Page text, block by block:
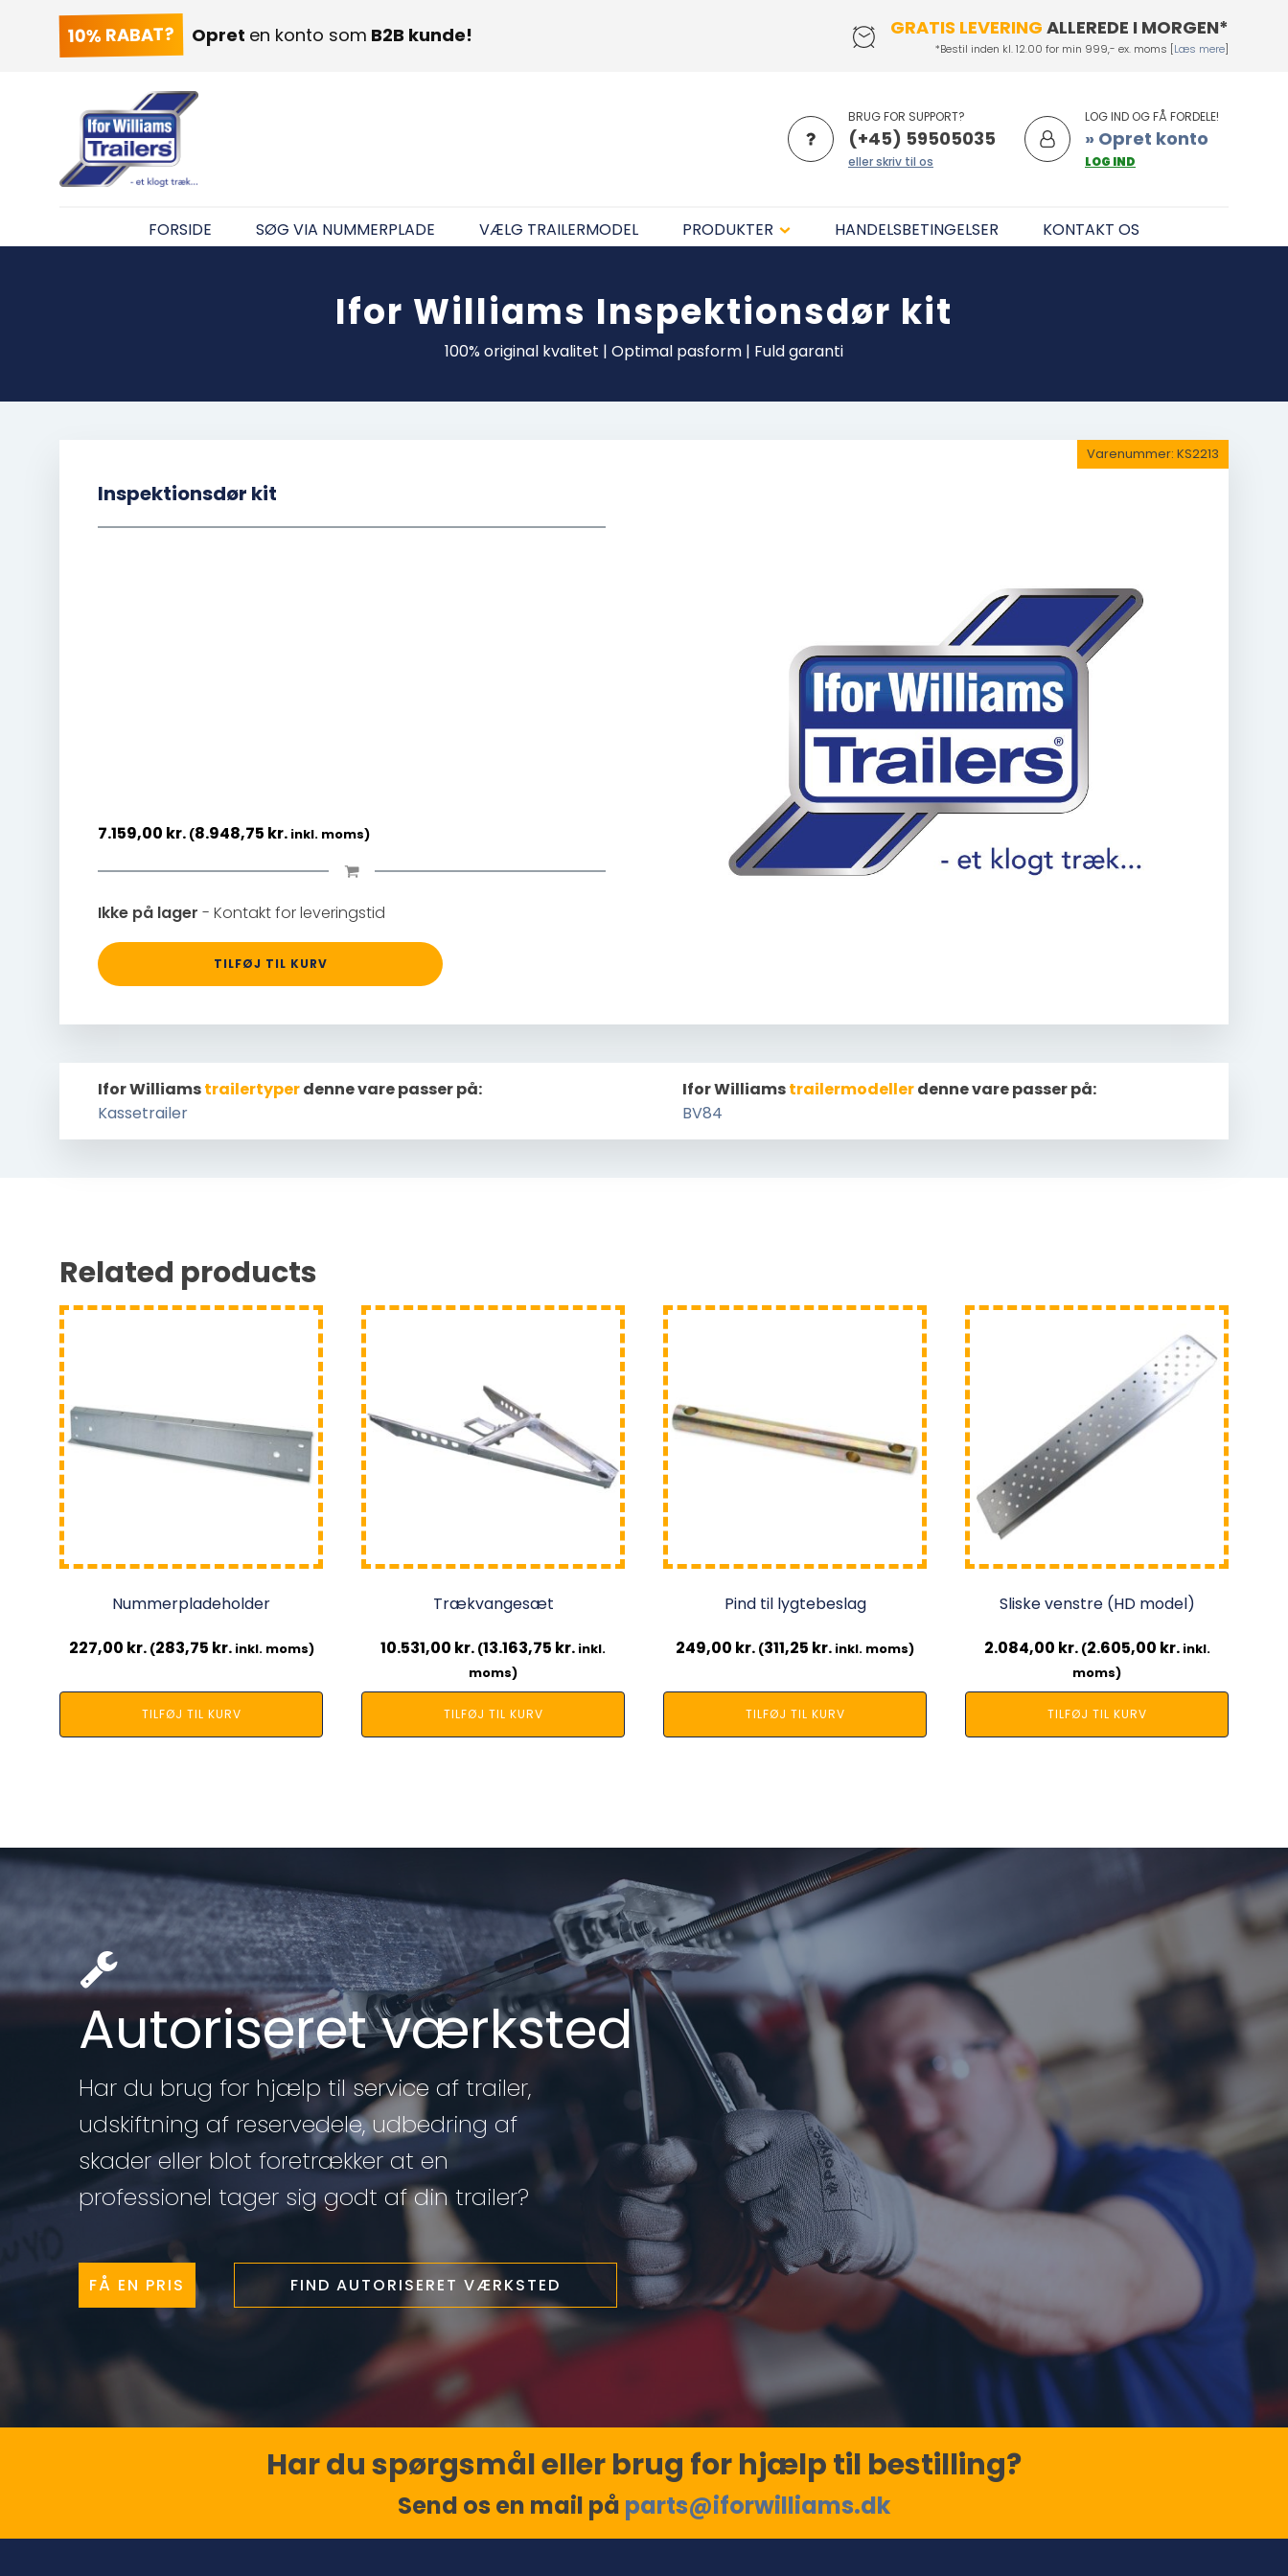
10% RABAT? Opret en konto som B2B kunde! GRATIS LEVERING ALLEREDE I MORGEN*
*Bestil inden kl. 12.00 for min 999,- ex. moms [Læs mere]
BRUG FOR SUPPORT?
(+45) 59505035
eller skriv til os
LOG IND OG FÅ FORDELE!
» Opret konto
LOG IND
FORSIDE SØG VIA NUMMERPLADE VÆLG TRAILERMODEL PRODUKTER HANDELSBETINGELSER KONTAKT OS
Ifor Williams Inspektionsdør kit
100% original kvalitet | Optimal pasform | Fuld garanti
Inspektionsdør kit
7.159,00 kr. (8.948,75 kr. inkl. moms)
Ikke på lager - Kontakt for leveringstid
TILFØJ TIL KURV
Varenummer: KS2213
Ifor Williamstrailertyperdenne vare passer på:
Kassetrailer
Ifor Williamstrailermodellerdenne vare passer på:
BV84
Related products
Nummerpladeholder
227,00 kr. (283,75 kr.inkl. moms)
TILFØJ TIL KURV
Trækvangesæt
10.531,00 kr. (13.163,75 kr. inkl.
moms)
TILFØJ TIL KURV
Pind til lygtebeslag
249,00 kr. (311,25 kr. inkl. moms)
TILFØJ TIL KURV
Sliske venstre (HD model)
2.084,00 kr. (2.605,00 kr.inkl.
moms)
TILFØJ TIL KURV
Autoriseret værksted
Har du brug for hjælp til service af trailer,
udskiftning af reservedele, udbedring af
skader eller blot foretrækker at en
professionel tager sig godt af din trailer?
FÅ EN PRIS FIND AUTORISERET VÆRKSTED
Har du spørgsmål eller brug for hjælp til bestilling?
Send os en mail på parts@iforwilliams.dk